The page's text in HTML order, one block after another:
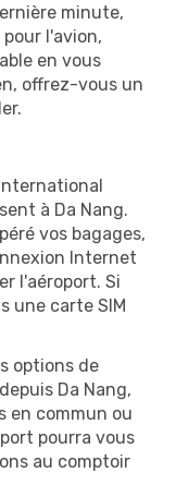
minute,
l'avion,
en vous
offrez-vous un
à Da Nang.
vos bagages,
Internet
l'aéroport. Si
une carte SIM
options de
Da Nang,
en commun ou
pourra vous
au comptoir